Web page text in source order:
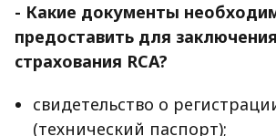
- Какие документы
предоставить для
страхования RCA?
свидетельство о
(технический паспорт);